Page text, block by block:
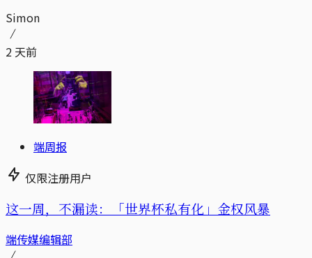
Simon
2 天前
端周报
仅限注册用户
这一周，不漏读：「世界杯私有化」金权风暴
端传媒编辑部